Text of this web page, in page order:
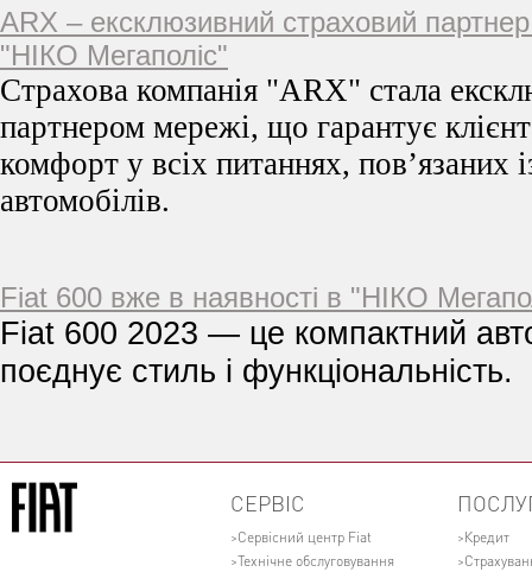
ARX – ексклюзивний страховий
"НІКО Мегаполіс"
Страхова компанія "ARX" стала
партнером мережі, що гарантує
комфорт у всіх питаннях, пов’язаних
автомобілів.
Fiat 600 вже в наявності в "НІКО
Fiat 600 2023 — це компактний
поєднує стиль і функціональність.
СЕРВІС
Сервісний центр Fiat
Технічне обслуговування
Кредит